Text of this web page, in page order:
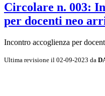
Circolare n. 003:
per docenti neo
Incontro accoglienza per
Ultima revisione il 02-09-2023 da